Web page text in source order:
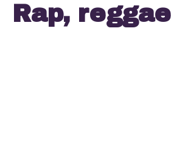
Rap, reggae